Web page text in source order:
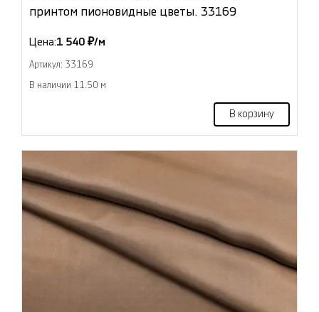
принтом пионовидные цветы. 33169
Цена:1 540 ₽/м
Артикул: 33169
В наличии 11.50 м
В корзину